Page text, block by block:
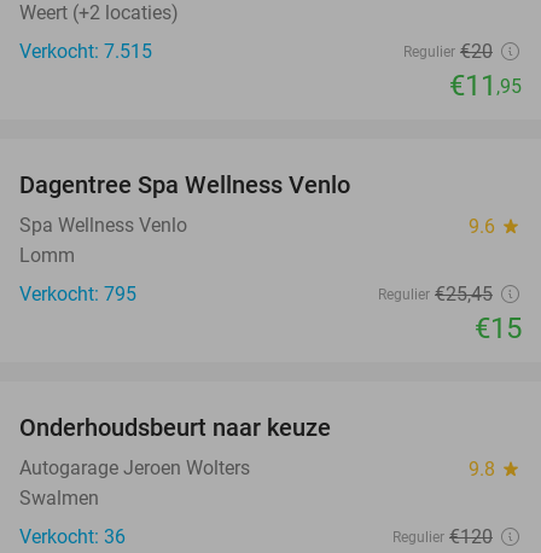
Weert (+2 locaties)
Verkocht: 7.515
Regulier €20
€11 ,95
Dagentree Spa Wellness Venlo
Spa Wellness Venlo 9.6 star
Lomm
Verkocht: 795
Regulier €25,45
€15
Onderhoudsbeurt naar keuze
Autogarage Jeroen Wolters 9.8 star
Swalmen
Verkocht: 36
Regulier €120